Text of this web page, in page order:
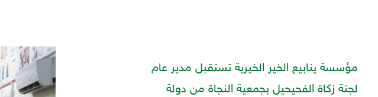
مؤسسة ينابيع الخير الخيرية تستقبل مدير عام
لجنة زكاة الفحيحيل بجمعية النجاة من دولة